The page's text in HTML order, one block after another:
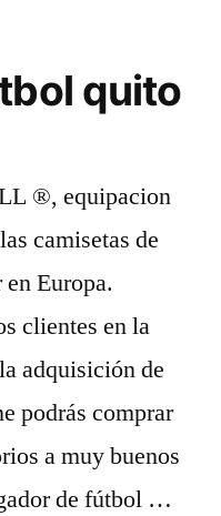
quito
®, equipacion
camisetas de
Europa.
clientes en la
adquisición de
podrás comprar
a muy buenos
de fútbol …